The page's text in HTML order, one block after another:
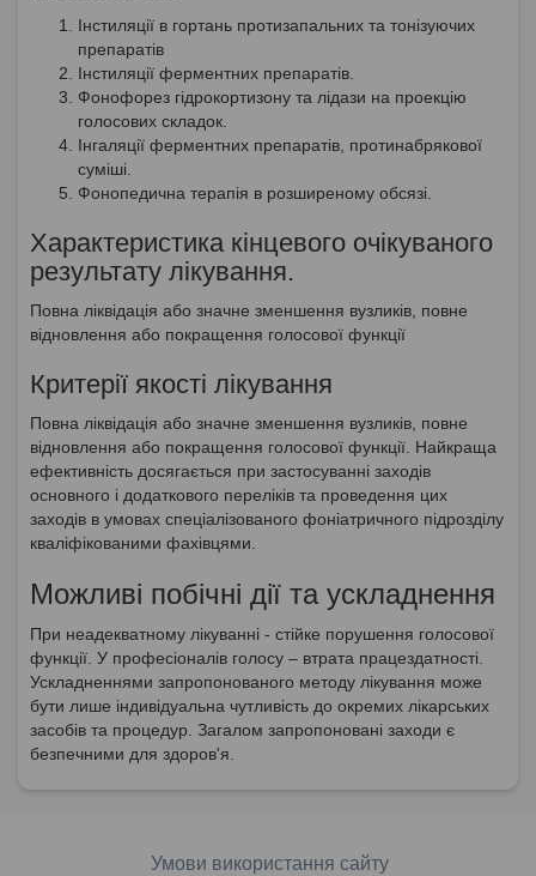
Інстиляції в гортань протизапальних та тонізуючих
препаратів
Інстиляції ферментних препаратів.
Фонофорез гідрокортизону та лідази на проекцію
голосових складок.
Інгаляції ферментних препаратів, протинабрякової
суміші.
Фонопедична терапія в розширеному обсязі.
Характеристика кінцевого очікуваного
результату лікування.
Повна ліквідація або значне зменшення вузликів, повне
відновлення або покращення голосової функції
Критерії якості лікування
Повна ліквідація або значне зменшення вузликів, повне
відновлення або покращення голосової функції. Найкраща
ефективність досягається при застосуванні заходів
основного і додаткового переліків та проведення цих
заходів в умовах спеціалізованого фоніатричного підрозділу
кваліфікованими фахівцями.
Можливі побічні дії та ускладнення
При неадекватному лікуванні - стійке порушення голосової
функції. У професіоналів голосу – втрата працездатності.
Ускладненнями запропонованого методу лікування може
бути лише індивідуальна чутливість до окремих лікарських
засобів та процедур. Загалом запропоновані заходи є
безпечними для здоров'я.
Умови використання сайту